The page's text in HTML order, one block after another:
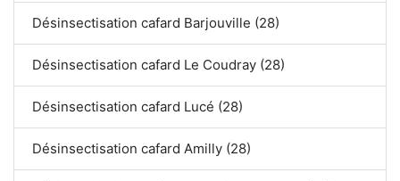
Désinsectisation cafard Barjouville (28)
Désinsectisation cafard Le Coudray (28)
Désinsectisation cafard Lucé (28)
Désinsectisation cafard Amilly (28)